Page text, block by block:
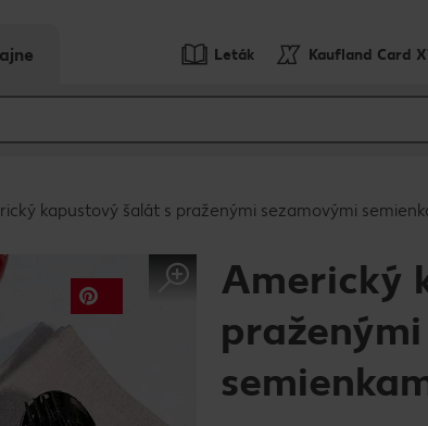
Leták Kaufland Card
kapustový šalát s praženými sezamovými
Americký